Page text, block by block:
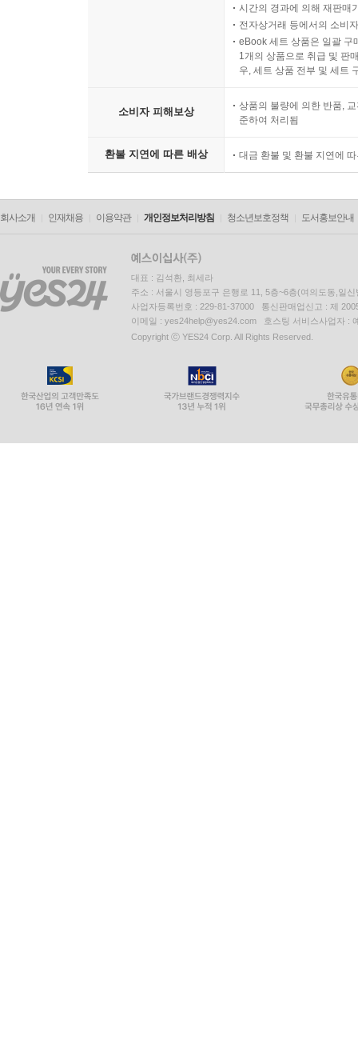
시간의 경과에 의해 재판매
전자상거래 등에서의 소비
eBook 세트 상품은 일괄 구
1개의 상품으로 취급 및 판
우, 세트 상품 전부 및 세트
소비자 피해보상
상품의 불량에 의한 반품,
준하여 처리됨
환불 지연에 따른 배상 대금 환불 및 환불 지연에
회사소개 인재채용 이용약관 개인정보처리방침 청소년보호정책 도서홍보안내
대표 : 김석환, 최세라
주소 : 서울시 영등포구 은행로 11, 5층~6층(여의도동,일신
사업자등록번호 : 229-81-37000 통신판매업신고 : 제
이메일 : yes24help@yes24.com 호스팅 서비스사업자 :
Copyright ⓒ YES24 Corp. All Rights Reserved.